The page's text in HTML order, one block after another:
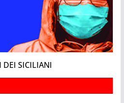
DEI SICILIANI